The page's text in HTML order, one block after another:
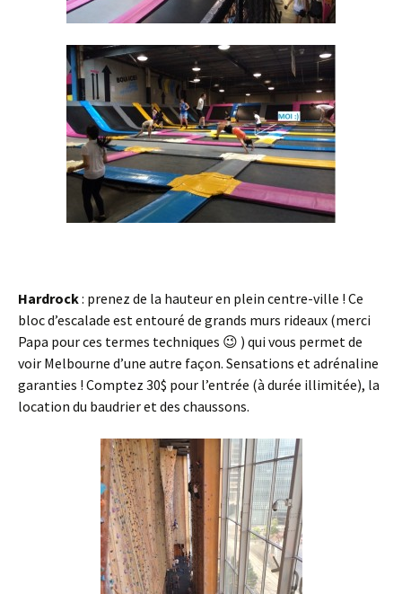
Hardrock: prenez de la hauteur en plein centre-ville ! Ce
bloc d’escalade est entouré de grands murs rideaux (merci
Papa pour ces termes techniques 😉 ) qui vous permet de
voir Melbourne d’une autre façon. Sensations et adrénaline
garanties ! Comptez 30$ pour l’entrée (à durée illimitée), la
location du baudrier et des chaussons.